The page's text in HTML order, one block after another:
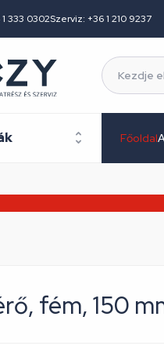
1 333 0302Szerviz: +36 1 210 9237
Főoldal
fém, 150